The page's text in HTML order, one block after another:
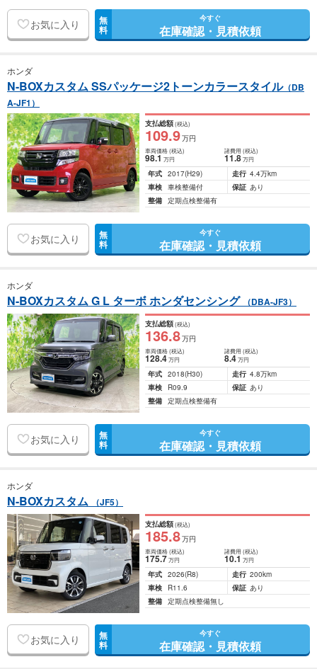
お気に入り 無
料
今すぐ
在庫確認・見積依頼
ホンダ
N-BOXカスタム SSパッケージ2トーンカラースタイル（DB
A-JF1）
支払総額(税込)
109.9万円
車両価格(税込)
98.1万円
諸費用 (税込)
11.8 万円
年式 2017(H29) 走行 4.4万km
車検 車検整備付 保証 あり
整備 定期点検整備有
お気に入り 無
料
今すぐ
在庫確認・見積依頼
ホンダ
N-BOXカスタム G L ターボ ホンダセンシング （DBA-JF3）
支払総額(税込)
136.8万円
車両価格(税込)
128.4万円
諸費用 (税込)
8.4 万円
年式 2018(H30) 走行 4.8万km
車検
R09.9 保証 あり
整備 定期点検整備有
お気に入り 無
料
今すぐ
在庫確認・見積依頼
ホンダ
N-BOXカスタム （JF5）
支払総額(税込)
185.8万円
車両価格(税込)
175.7万円
諸費用 (税込)
10.1 万円
年式 2026(R8) 走行 200km
車検
R11.6 保証 あり
整備 定期点検整備無し
お気に入り 無
料
今すぐ
在庫確認・見積依頼